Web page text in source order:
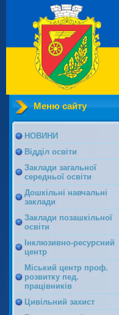
Меню сайту
НОВИНИ
Відділ освіти
Заклади загальної
середньої освіти
Дошкільні навчальні
заклади
Заклади позашкільної
освіти
Інклюзивно-ресурсний
центр
Міський центр проф.
розвитку пед.
працівників
Цивільний захист